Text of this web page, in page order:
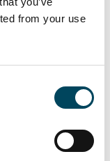
from your use
schneller